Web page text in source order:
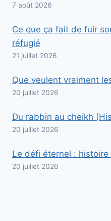
7 août 2026
Ce que ça fait de fuir
réfugié
21 juillet 2026
Que veulent vraiment
20 juillet 2026
Du rabbin au cheikh
20 juillet 2026
Le défi éternel :
20 juillet 2026